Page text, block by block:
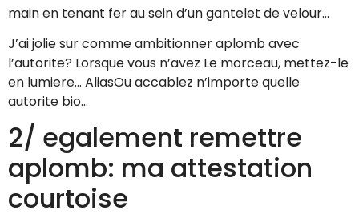
main en tenant fer au sein d’un gantelet de velour…
J’ai jolie sur comme ambitionner aplomb avec
l’autorite? Lorsque vous n’avez Le morceau, mettez-le
en lumiere… AliasOu accablez n’importe quelle
autorite bio…
2/ egalement remettre
aplomb: ma attestation
courtoise